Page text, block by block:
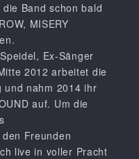
Band schon bald
MISERY
Ex-Sänger
2012 arbeitet die
und nahm 2014 ihr
auf. Um die
Freunden
live in voller Pracht